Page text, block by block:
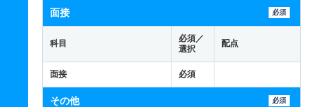
面接 必須
科目
必須／
選択
配点
面接 必須
その他 必須